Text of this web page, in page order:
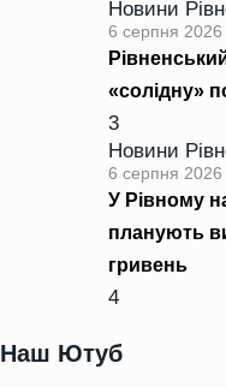
Новини
6 серпня 2026
«солідну»
3
Новини
6 серпня 2026
У Рівному
планують
гривень
4
Наш Ютуб